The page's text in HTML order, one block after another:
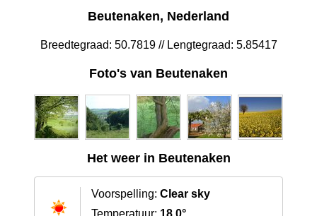
Beutenaken, Nederland
Breedtegraad: 50.7819 // Lengtegraad: 5.85417
Foto's van Beutenaken
Het weer in Beutenaken
Voorspelling: Clear sky